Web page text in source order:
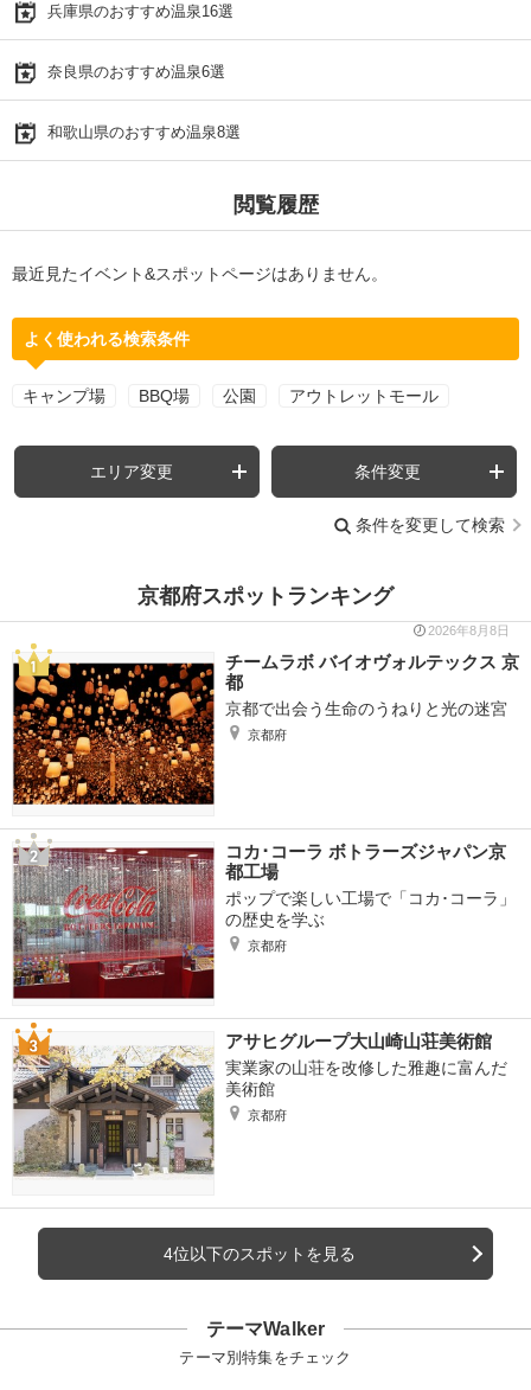
兵庫県のおすすめ温泉16選
奈良県のおすすめ温泉6選
和歌山県のおすすめ温泉8選
閲覧履歴
最近見たイベント&スポットページはありません。
よく使われる検索条件
キャンプ場 BBQ場 公園 アウトレットモール
エリア変更 条件変更
条件を変更して検索
京都府スポットランキング
2026年8月8日
チームラボ バイオヴォルテックス 京
都
京都で出会う生命のうねりと光の迷宮
京都府
コカ･コーラ ボトラーズジャパン京
都工場
ポップで楽しい工場で「コカ･コーラ」
の歴史を学ぶ
京都府
アサヒグループ大山崎山荘美術館
実業家の山荘を改修した雅趣に富んだ
美術館
京都府
4位以下のスポットを見る
テーマWalker
テーマ別特集をチェック